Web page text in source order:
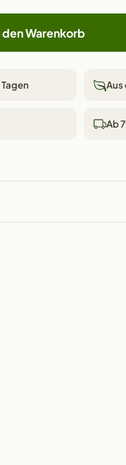
den Warenkorb
Aus
Ab